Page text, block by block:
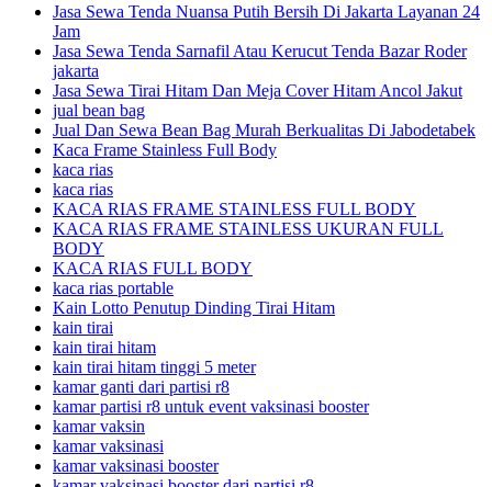
Jasa Sewa Tenda Nuansa Putih Bersih Di Jakarta Layanan 24
Jam
Jasa Sewa Tenda Sarnafil Atau Kerucut Tenda Bazar Roder
jakarta
Jasa Sewa Tirai Hitam Dan Meja Cover Hitam Ancol Jakut
jual bean bag
Jual Dan Sewa Bean Bag Murah Berkualitas Di Jabodetabek
Kaca Frame Stainless Full Body
kaca rias
kaca rias
KACA RIAS FRAME STAINLESS FULL BODY
KACA RIAS FRAME STAINLESS UKURAN FULL
BODY
KACA RIAS FULL BODY
kaca rias portable
Kain Lotto Penutup Dinding Tirai Hitam
kain tirai
kain tirai hitam
kain tirai hitam tinggi 5 meter
kamar ganti dari partisi r8
kamar partisi r8 untuk event vaksinasi booster
kamar vaksin
kamar vaksinasi
kamar vaksinasi booster